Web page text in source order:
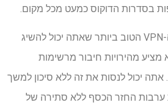
בסדרות הדוקוס כמעט מכל מקום.
בדקנו אפשרויות רבות, וה-VPN הטוב ביותר שאתה יכול להשיג
מציע מהירויות חיבור מרשימות
אתה יכול לנסות את זה ללא סיכון למשך
ערבות החזר הכסף ללא סתירה של